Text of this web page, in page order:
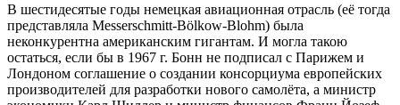
В шестидесятые годы немецкая авиационная отрасль (её тогда
представляла Messerschmitt-Bölkow-Blohm) была
неконкурентна американским гигантам. И могла такою
остаться, если бы в 1967 г. Бонн не подписал с Парижем и
Лондоном соглашение о создании консорциума европейских
производителей для разработки нового самолёта, а министр